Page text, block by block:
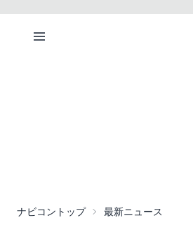
ナビコントップ 最新ニュース